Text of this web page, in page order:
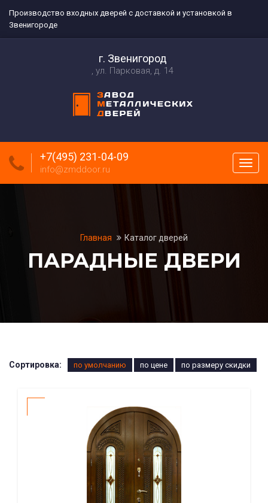
Производство входных дверей с доставкой и установкой в
Звенигороде
г. Звенигород
ул. Парковая, д. 14
меню
+7(495) 231-04-09
info@zmddoor.ru
Главная Каталог дверей
ПАРАДНЫЕ ДВЕРИ
Сортировка: по умолчанию по цене по размеру скидки